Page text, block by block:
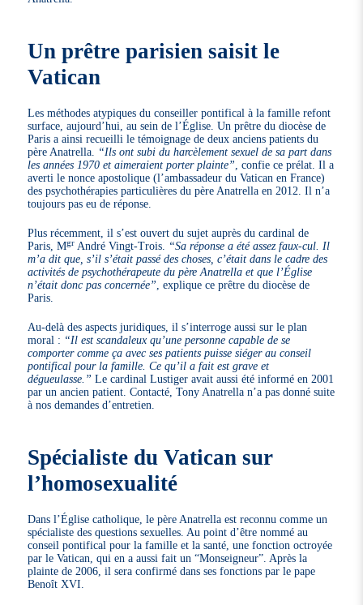
Un prêtre parisien saisit le
Vatican
Les méthodes atypiques du conseiller pontifical à la famille refont
surface, aujourd’hui, au sein de l’Église. Un prêtre du diocèse de
Paris a ainsi recueilli le témoignage de deux anciens patients du
père Anatrella.
“Ils ont subi du harcèlement sexuel de sa part dans
les années 1970 et aimeraient porter plainte” , confie ce prélat. Il a
averti le nonce apostolique (l’ambassadeur du Vatican en France)
des psychothérapies particulières du père Anatrella en 2012. Il n’a
toujours pas eu de réponse.
Plus récemment, il s’est ouvert du sujet auprès du cardinal de
Paris, Mgr André Vingt-Trois.
“Sa réponse a été assez faux-cul. Il
m’a dit que, s’il s’était passé des choses, c’était dans le cadre des
activités de psychothérapeute du père Anatrella et que l’Église
n’était donc pas concernée” , explique ce prêtre du diocèse de
Paris.
Au-delà des aspects juridiques, il s’interroge aussi sur le plan
moral : “Il est scandaleux qu’une personne capable de se
comporter comme ça avec ses patients puisse siéger au conseil
pontifical pour la famille. Ce qu’il a fait est grave et
dégueulasse.” Le cardinal Lustiger avait aussi été informé en 2001
par un ancien patient. Contacté, Tony Anatrella n’a pas donné suite
à nos demandes d’entretien.
Spécialiste du Vatican sur
l’homosexualité
Dans l’Église catholique, le père Anatrella est reconnu comme un
spécialiste des questions sexuelles. Au point d’être nommé au
conseil pontifical pour la famille et la santé, une fonction octroyée
par le Vatican, qui en a aussi fait un “Monseigneur”. Après la
plainte de 2006, il sera confirmé dans ses fonctions par le pape
Benoît XVI.